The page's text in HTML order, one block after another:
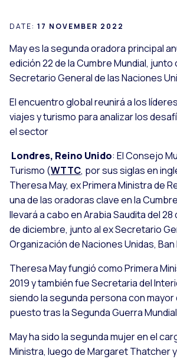
DATE: 17 NOVEMBER 2022
May es la segunda oradora principal
edición 22 de la Cumbre Mundial, junto
Secretario General de las Naciones
El encuentro global reunirá a los
viajes y turismo para analizar los
el sector
Londres, Reino Unido: El Consejo
Turismo (WTTC, por sus siglas en
Theresa May, ex Primera Ministra de
una de las oradoras clave en la
llevará a cabo en Arabia Saudita del 28
de diciembre, junto al ex Secretario
Organización de Naciones Unidas, Ban
Theresa May fungió como Primera
2019 y también fue Secretaria del
siendo la segunda persona con mayor
puesto tras la Segunda Guerra
May ha sido la segunda mujer en el
Ministra, luego de Margaret Thatcher